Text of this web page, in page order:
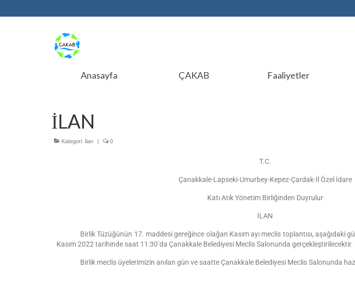
Anasayfa ÇAKAB Faaliyetler
İLAN
Kategori: İlan | 0
T.C.
Çanakkale-Lapseki-Umurbey-Kepez-Çardak-İl Özel İdare
Katı Atık Yönetim Birliğinden Duyrulur
İLAN
Birlik Tüzüğünün 17. maddesi gereğince olağan Kasım ayı meclis toplantısı, aşağıdaki
Kasım 2022 tarihinde saat 11:30’da Çanakkale Belediyesi Meclis Salonunda gerçekleştirilecektir.
Birlik meclis üyelerimizin anılan gün ve saatte Çanakkale Belediyesi Meclis Salonunda